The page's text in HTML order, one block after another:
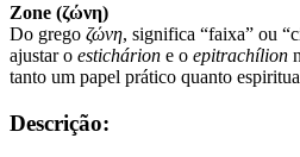
Zone (ζώνη)
Do grego ζώνη, significa “faixa” ou
ajustar o estichárion e o epitrachílion
tanto um papel prático quanto
Descrição: